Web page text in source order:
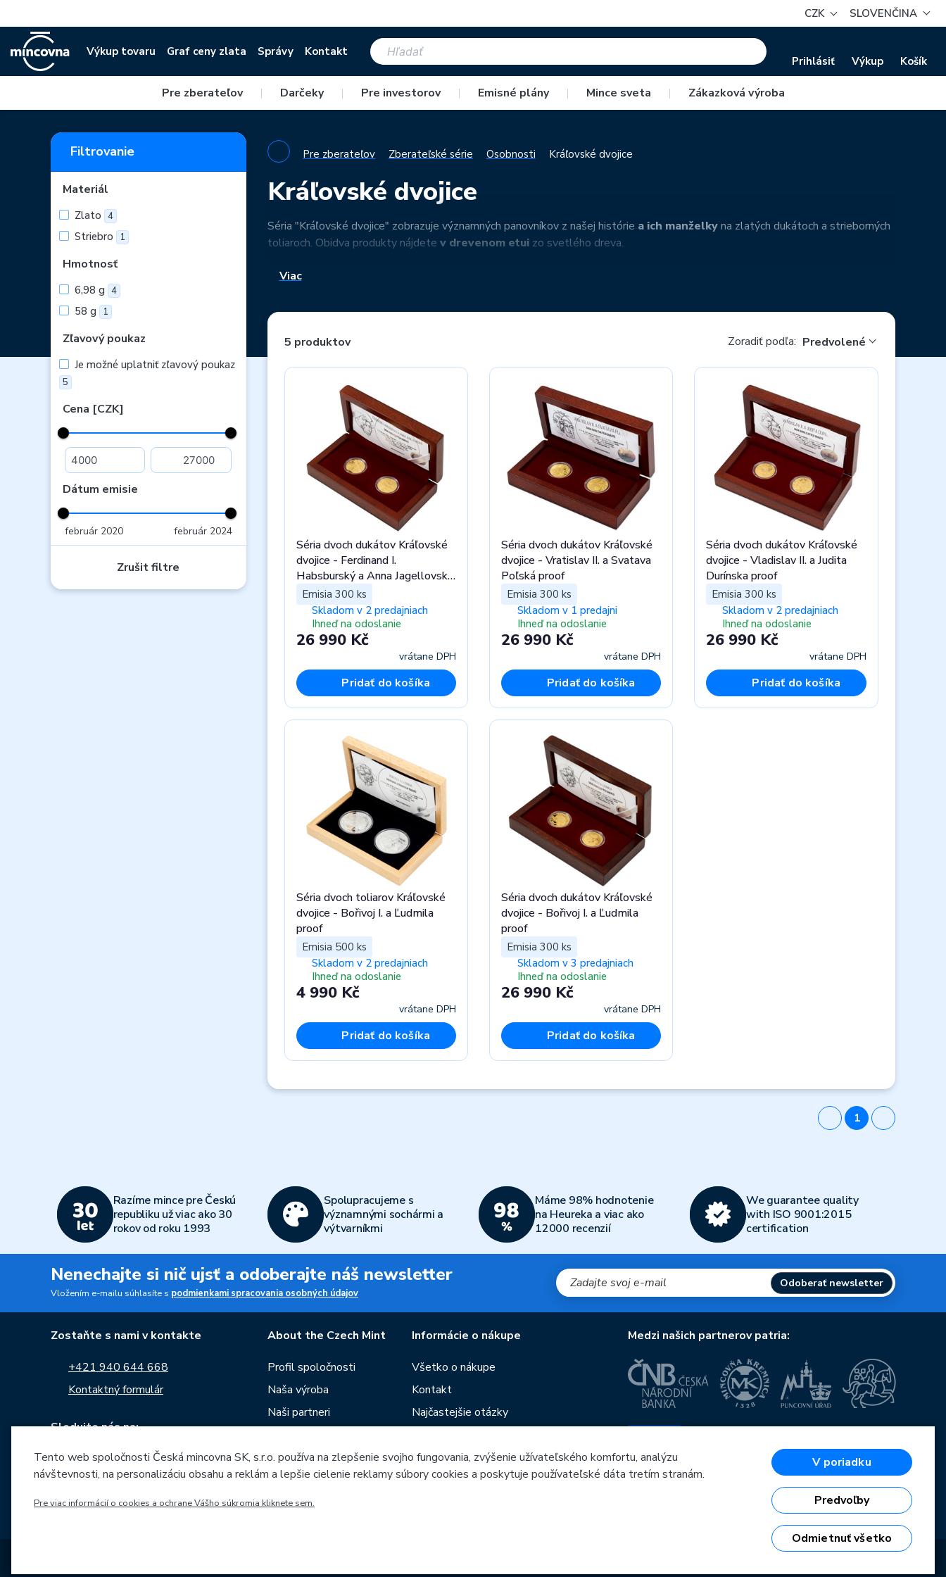
CZK SLOVENČINA
Výkup tovaru Graf ceny zlata Správy Kontakt
Prihlásiť Výkup Košík
Pre zberateľov | Darčeky | Pre investorov | Emisné plány | Mince sveta | Zákazková výroba
Filtrovanie
Materiál
Zlato 4
Striebro 1
Hmotnosť
6,98 g 4
58 g 1
Zľavový poukaz
Je možné uplatniť zľavový poukaz
5
Cena [CZK]
Dátum emisie
február 2020 február 2024
Zrušit filtre
Pre zberateľov Zberateľské série Osobnosti Kráľovské dvojice
Kráľovské dvojice
Séria "Kráľovské dvojice" zobrazuje významných panovníkov z našej histórie a ich manželkyna zlatých dukátoch a strieborných
toliaroch. Obidva produkty nájdete v drevenom etuizo svetlého dreva.
Viac
5 produktov Zoradiť podľa: Predvolené
Séria dvoch dukátov Kráľovské
dvojice - Ferdinand I.
Habsburský a Anna Jagellovská
proof
Emisia 300 ks
Skladom v 2 predajniach
Ihneď na odoslanie
26 990 Kč
vrátane DPH
Pridať do košíka
Séria dvoch dukátov Kráľovské
dvojice - Vratislav II. a Svatava
Poľská proof
Emisia 300 ks
Skladom v 1 predajni
Ihneď na odoslanie
26 990 Kč
vrátane DPH
Pridať do košíka
Séria dvoch dukátov Kráľovské
dvojice - Vladislav II. a Judita
Durínska proof
Emisia 300 ks
Skladom v 2 predajniach
Ihneď na odoslanie
26 990 Kč
vrátane DPH
Pridať do košíka
Séria dvoch toliarov Kráľovské
dvojice - Bořivoj I. a Ľudmila
proof
Emisia 500 ks
Skladom v 2 predajniach
Ihneď na odoslanie
4 990 Kč
vrátane DPH
Pridať do košíka
Séria dvoch dukátov Kráľovské
dvojice - Bořivoj I. a Ľudmila
proof
Emisia 300 ks
Skladom v 3 predajniach
Ihneď na odoslanie
26 990 Kč
vrátane DPH
Pridať do košíka
1
Razíme mince pre Českú
republiku už viac ako 30
rokov od roku 1993
Spolupracujeme s
významnými sochármi a
výtvarníkmi
Máme 98% hodnotenie
na Heureka a viac ako
12000 recenzií
We guarantee quality
with ISO 9001:2015
certification
Nenechajte si nič ujsť a odoberajte náš newsletter
Vložením e-mailu súhlasíte s podmienkami spracovania osobných údajov
Odoberať newsletter
Zostaňte s nami v kontakte
+421 940 644 668
Kontaktný formulár
Sledujte nás na:
About the Czech Mint
Profil spoločnosti
Naša výroba
Naši partneri
Správy
Na stiahnutie
Archív razieb
Informácie o nákupe
Všetko o nákupe
Kontakt
Najčastejšie otázky
Predajne Českej mincovne
Poradca
Medzi našich partnerov patria:
OP Podnikanie a inovácie pre konkurencieschopnosť
Európska únia
Európsky fond pre regionálny rozvoj
Investície do vašej budúcnosti
Tento web spoločnosti Česká mincovna SK, s.r.o. používa na zlepšenie svojho fungovania, zvýšenie užívateľského komfortu, analýzu
návštevnosti, na personalizáciu obsahu a reklám a lepšie cielenie reklamy súbory cookies a poskytuje používateľské dáta tretím stranám.
Pre viac informácií o cookies a ochrane Vášho súkromia kliknete sem.
V poriadku
Predvoľby
Odmietnuť všetko